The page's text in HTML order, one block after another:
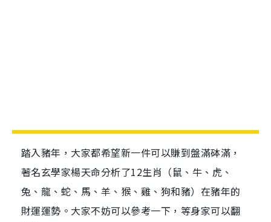
踏入豬年，大家都希望新一件可以賺到盤滿砵滿，
著名玄學家楊天命分析了12生肖（鼠、牛、虎、
兔、龍、蛇、馬、羊、猴、雞、狗和豬）在豬年的
財運運勢。大家不妨可以參考一下，等身家可以翻